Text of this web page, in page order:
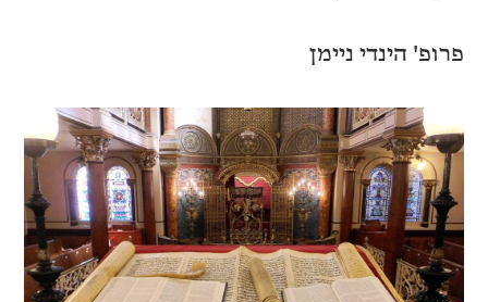
פרופ' הינדי ניימן